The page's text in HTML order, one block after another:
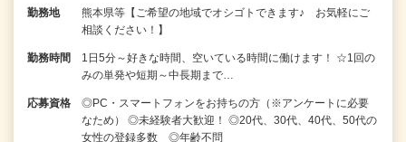
勤務地
熊本県等【ご希望の地域でオシゴトできます♪ お気軽にご
相談ください！】
勤務時間
1日5分～好きな時間、空いている時間に働けます！ ☆1回の
みの単発や短期～中長期まで…
応募資格
◎PC・スマートフォンをお持ちの方（※アンケートに必要
なため） ◎未経験者大歓迎！ ◎20代、30代、40代、50代の
女性の登録多数 ◎年齢不問